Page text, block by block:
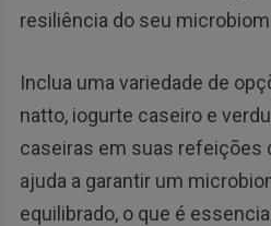
resiliência do seu
Inclua uma variedade de
natto, iogurte caseiro e
caseiras em suas refeições
ajuda a garantir um
equilibrado, o que é